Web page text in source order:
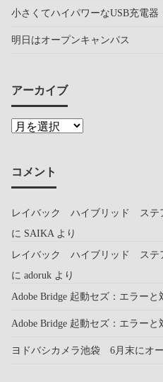
小さくてハイパワーなUSB充電器
明日はオープンキャンパス
アーカイブ
コメント
レイバック ハイブリッド ステ
に SAIKA より
レイバック ハイブリッド ステ
に adoruk より
Adobe Bridge 起動セズ：エラーと
Adobe Bridge 起動セズ：エラーと
ヨドバシカメラ池袋 6月末にオ